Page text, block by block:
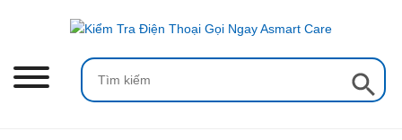
Search
for:
Search Button